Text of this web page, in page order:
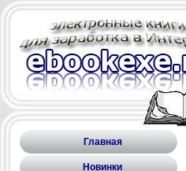
Главная
Новинки